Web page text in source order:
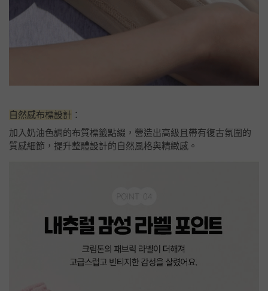
自然感布標設計 ：
加入奶油色調的布質標籤點綴，營造出高級且帶有復古氛圍的
質感細節，提升整體設計的自然風格與精緻感。